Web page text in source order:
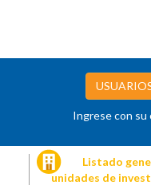
Ingrese con
Listado
unidades de